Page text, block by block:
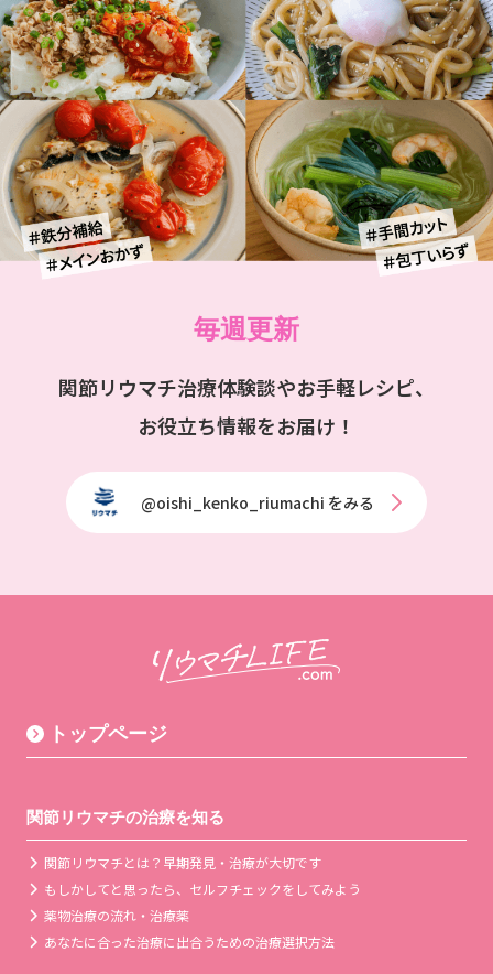
毎週更新
関節リウマチ治療体験談やお手軽レシピ、
お役立ち情報をお届け！
@oishi_kenko_riumachi をみる
トップページ
関節リウマチの治療を知る
関節リウマチとは？早期発見・治療が大切です
もしかしてと思ったら、セルフチェックをしてみよう
薬物治療の流れ・治療薬
あなたに合った治療に出合うための治療選択方法